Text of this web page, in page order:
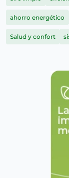
ahorro energético
Salud y confort